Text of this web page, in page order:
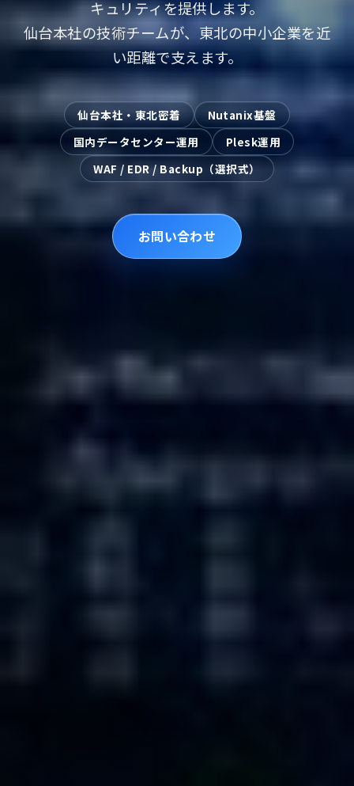
キュリティを提供します。
仙台本社の技術チームが、東北の中小企業を近
い距離で支えます。
仙台本社・東北密着
Nutanix基盤
国内データセンター運用
Plesk運用
WAF / EDR / Backup（選択式）
お問い合わせ